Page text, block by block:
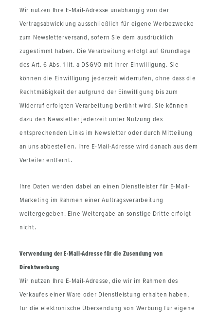
Wir nutzen Ihre E-Mail-Adresse unabhängig von der
Vertragsabwicklung ausschließlich für eigene Werbezwecke
zum Newsletterversand, sofern Sie dem ausdrücklich
zugestimmt haben. Die Verarbeitung erfolgt auf Grundlage
des Art. 6 Abs. 1 lit. a DSGVO mit Ihrer Einwilligung. Sie
können die Einwilligung jederzeit widerrufen, ohne dass die
Rechtmäßigkeit der aufgrund der Einwilligung bis zum
Widerruf erfolgten Verarbeitung berührt wird. Sie können
dazu den Newsletter jederzeit unter Nutzung des
entsprechenden Links im Newsletter oder durch Mitteilung
an uns abbestellen. Ihre E-Mail-Adresse wird danach aus dem
Verteiler entfernt.
Ihre Daten werden dabei an einen Dienstleister für E-Mail-
Marketing im Rahmen einer Auftragsverarbeitung
weitergegeben. Eine Weitergabe an sonstige Dritte erfolgt
nicht.
Verwendung der E-Mail-Adresse für die Zusendung von
Direktwerbung
Wir nutzen Ihre E-Mail-Adresse, die wir im Rahmen des
Verkaufes einer Ware oder Dienstleistung erhalten haben,
für die elektronische Übersendung von Werbung für eigene